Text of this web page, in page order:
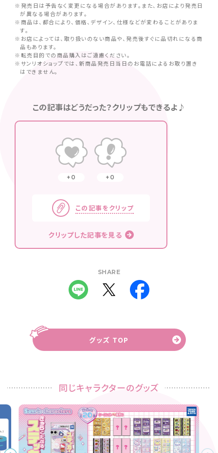
※発売日は予告なく変更になる場合があります。また、お店により発売日
が異なる場合があります。
※商品は、都合により、価格、デザイン、仕様などが変わることがありま
す。
※お店によっては、取り扱いのない商品や、発売後すぐに品切れになる商
品もあります。
※転売目的での商品購入はご遠慮ください。
※サンリオショップでは、新商品発売日当日のお電話によるお取り置き
はできません。
この記事はどうだった？クリップもできるよ♪
0 0
この記事をクリップ
クリップした記事を見る
SHARE
グッズ TOP
同じキャラクターのグッズ